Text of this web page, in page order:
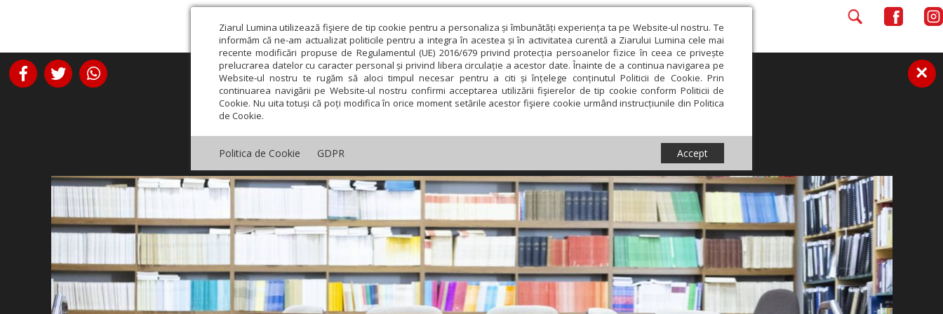
Ziarul Lumina utilizează fişiere de tip cookie pentru a personaliza și îmbunătăți experiența ta pe Website-ul nostru. Te
informăm că ne-am actualizat politicile pentru a integra în acestea și în activitatea curentă a Ziarului Lumina cele mai
recente modificări propuse de Regulamentul (UE) 2016/679 privind protecția persoanelor fizice în ceea ce privește
prelucrarea datelor cu caracter personal și privind libera circulație a acestor date. Înainte de a continua navigarea pe
Website-ul nostru te rugăm să aloci timpul necesar pentru a citi și înțelege conținutul Politicii de Cookie. Prin
continuarea navigării pe Website-ul nostru confirmi acceptarea utilizării fişierelor de tip cookie conform Politicii de
Cookie. Nu uita totuși că poți modifica în orice moment setările acestor fişiere cookie urmând instrucțiunile din Politica
de Cookie.
Politica de Cookie GDPR Accept
×